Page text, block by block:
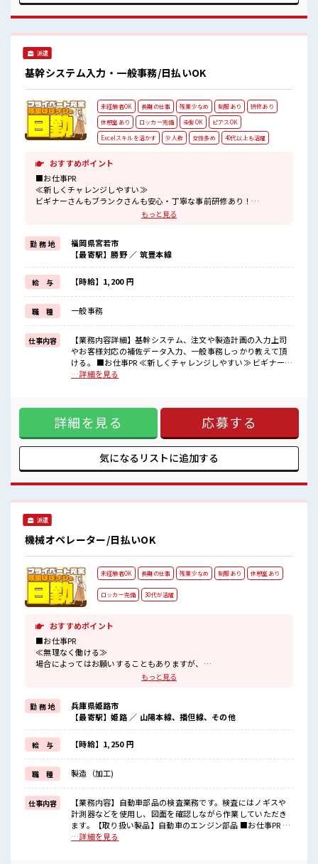
です！ ■職場の雰囲気 派手すぎなければ多少のヘアカラーも
OKなのはウレシイPoint☆ 休憩室で楽しくおしゃべり！ スト
派遣
基幹システム入力・一般事務/日払いOK
未経験者OK 長期の仕事 残業少なめ 制服あり
研修あり
休憩室あり
ロッカー完備 染髪OK
ピアスOK
Excelスキルを活かす
少人数 女性多め 40代以上も活躍
おすすめポイント
■お仕事PR
≪新しくチャレンジしやすい≫
ビギナーさんもブランクさんも安心・丁寧な事前研修あり！
≪自分の時間も大切≫
残業はほとんどナシ！
場合によってはお願いすることもあります♪
≪ヘアカラーOKで自由な雰囲気の職場≫
明るすぎたり奇抜でなければ基本的に自由！
(規定有)≪動きやすい制服アリ≫
制服があるので、
毎日の服装の悩み解消♪
≪様々なお仕事をご提案≫
一人で悩まず気軽に相談できる、
派遣のお仕事です！
■職場の雰囲気
少人数ですぐに馴染むことができそう♪
アットホームな環境☆
丁寧な研修ありで安心して始められます！
もっと見る
勤 務 地
福岡県宮若市
【最寄駅】勝野 ／ 筑豊本線
給 与 【時給】1,200 円
職 種 一般事務
仕事内容
【業務内容詳細】基幹システム、注文や製造計画の入力上司
やお客様対応の補佐データ入力、一般事務しっかり教えて頂
ける。 ■お仕事PR ≪新しくチャレンジしやすい≫ ビギナーさ
んもブランクさんも安心・丁寧な事前研修あり！ ≪女性も働
ることもあります♪ ≪ヘアカラーOKで自由な雰囲気の職場≫
明るすぎたり奇抜でなければ基本的に自由！ (規定有)≪動き
やすい制服アリ≫ 制服があるので、 毎日の服装の悩み解消♪
≪様々なお仕事をご提案≫ 一人で悩まず気軽に相談できる、
派遣のお仕事です！ ■職場の雰囲気 女性が多い職場ですが男
女は問いません！ 応募お待ちしております！ 少人数ですぐに
りで安心して始められます！
…詳細を見る
詳細を見る 応募する
気になるリストに追加する
派遣
機械オペレーター/日払いOK
未経験者OK 長期の仕事 残業少なめ 制服あり 休憩室あり
ロッカー完備 30代が活躍
おすすめポイント
■お仕事PR
≪無理なく働ける≫
場合によってはお願いすることもありますが、
制服があるので、
毎日の服装の悩み解消♪
≪未経験OKの仕事≫
新しいことにチャレンジするのは不安だけど、
しっかり働く環境が整っています！
イチからスキルUP・ステップUP目指していきましょう！
≪収入アップを目指せる≫
高時給だらけの派遣のお仕事です！
■職場の雰囲気
仕事の合間の息抜きは休憩室で♪
ロッカーあり！
安心してお仕事に集中♪
もっと見る
勤 務 地
兵庫県姫路市
【最寄駅】姫路 ／ 山陽本線、播但線、その他
給 与 【時給】1,250 円
職 種 製造（加工)
仕事内容
【業務内容】自動車部品の検査業務です。検査にはノギスや
計測器などを使用し、図面を確認しながら作業していただき
ます。【取り扱い製品】自動車のエンジン部品 ■お仕事PR ≪
無理なく働ける≫ 場合によってはお願いすることもあります
…詳細を見る